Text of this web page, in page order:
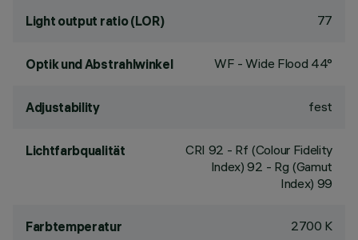
Light output ratio (LOR) 77
Optik und Abstrahlwinkel WF - Wide Flood 44°
Adjustability fest
Lichtfarbqualität CRI 92 - Rf (Colour Fidelity
Index) 92 - Rg (Gamut
Index) 99
Farbtemperatur 2700 K